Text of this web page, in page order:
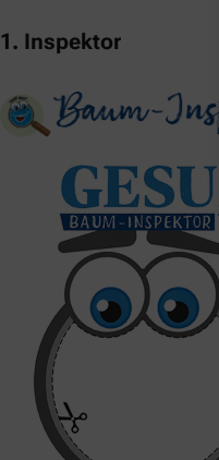
1. Inspektor